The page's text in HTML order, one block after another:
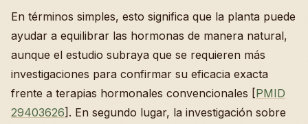
En términos simples, esto significa que la planta puede
ayudar a equilibrar las hormonas de manera natural,
aunque el estudio subraya que se requieren más
investigaciones para confirmar su eficacia exacta
frente a terapias hormonales convencionales [PMID
29403626]. En segundo lugar, la investigación sobre